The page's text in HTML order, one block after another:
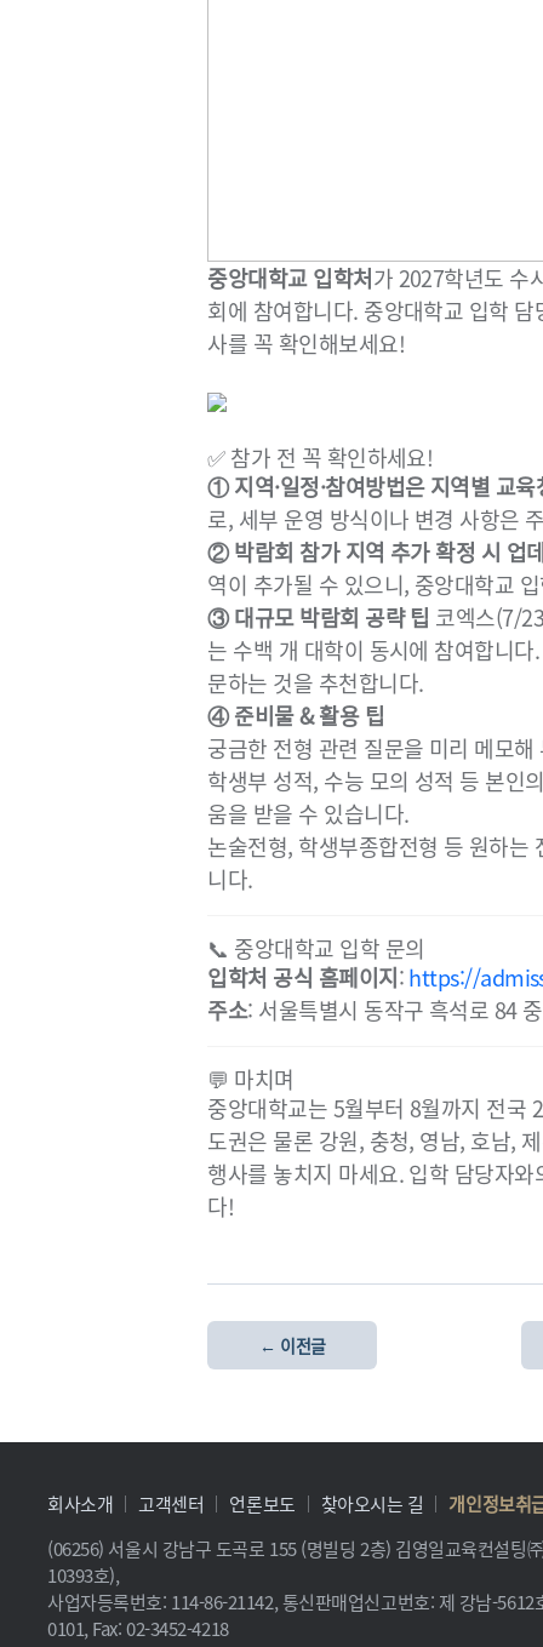
중앙대학교 입학처가 2027학년도 수
회에 참여합니다. 중앙대학교 입학
사를 꼭 확인해보세요!
✅ 참가 전 꼭 확인하세요!
① 지역·일정·참여방법은 지역별 교육
로, 세부 운영 방식이나 변경 사항은
② 박람회 참가 지역 추가 확정 시 업
역이 추가될 수 있으니, 중앙대학교
③ 대규모 박람회 공략 팁 코엑스(7/
는 수백 개 대학이 동시에 참여합니
문하는 것을 추천합니다.
④ 준비물 & 활용 팁
궁금한 전형 관련 질문을 미리 메모해
학생부 성적, 수능 모의 성적 등 본인
움을 받을 수 있습니다.
논술전형, 학생부종합전형 등 원하는
니다.
📞 중앙대학교 입학 문의
입학처 공식 홈페이지:https://
주소: 서울특별시 동작구 흑석로 84
💬 마치며
중앙대학교는 5월부터 8월까지 전국
도권은 물론 강원, 충청, 영남, 호남,
행사를 놓치지 마세요. 입학 담당자
다!
← 이전글
회사소개 고객센터 언론보도 찾아오시는 길
개인정보취
(06256) 서울시 강남구 도곡로 155 (명빌딩 2층) 김영일교육컨설팅
10393호),
사업자등록번호: 114-86-21142, 통신판매업신고번호: 제 강남-
0101, Fax: 02-3452-4218